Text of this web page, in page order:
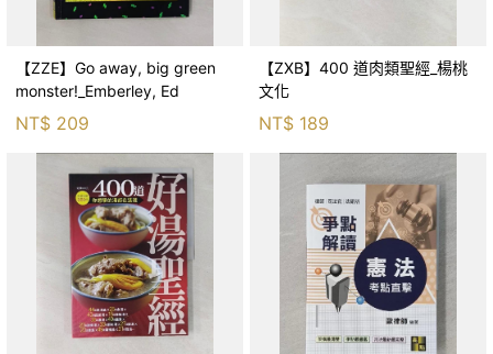
【ZZE】Go away, big green
monster!_Emberley, Ed
NT$ 209
【ZXB】400 道肉類聖經_楊桃
文化
NT$ 189